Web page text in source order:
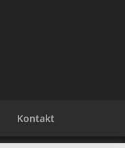
Kontakt